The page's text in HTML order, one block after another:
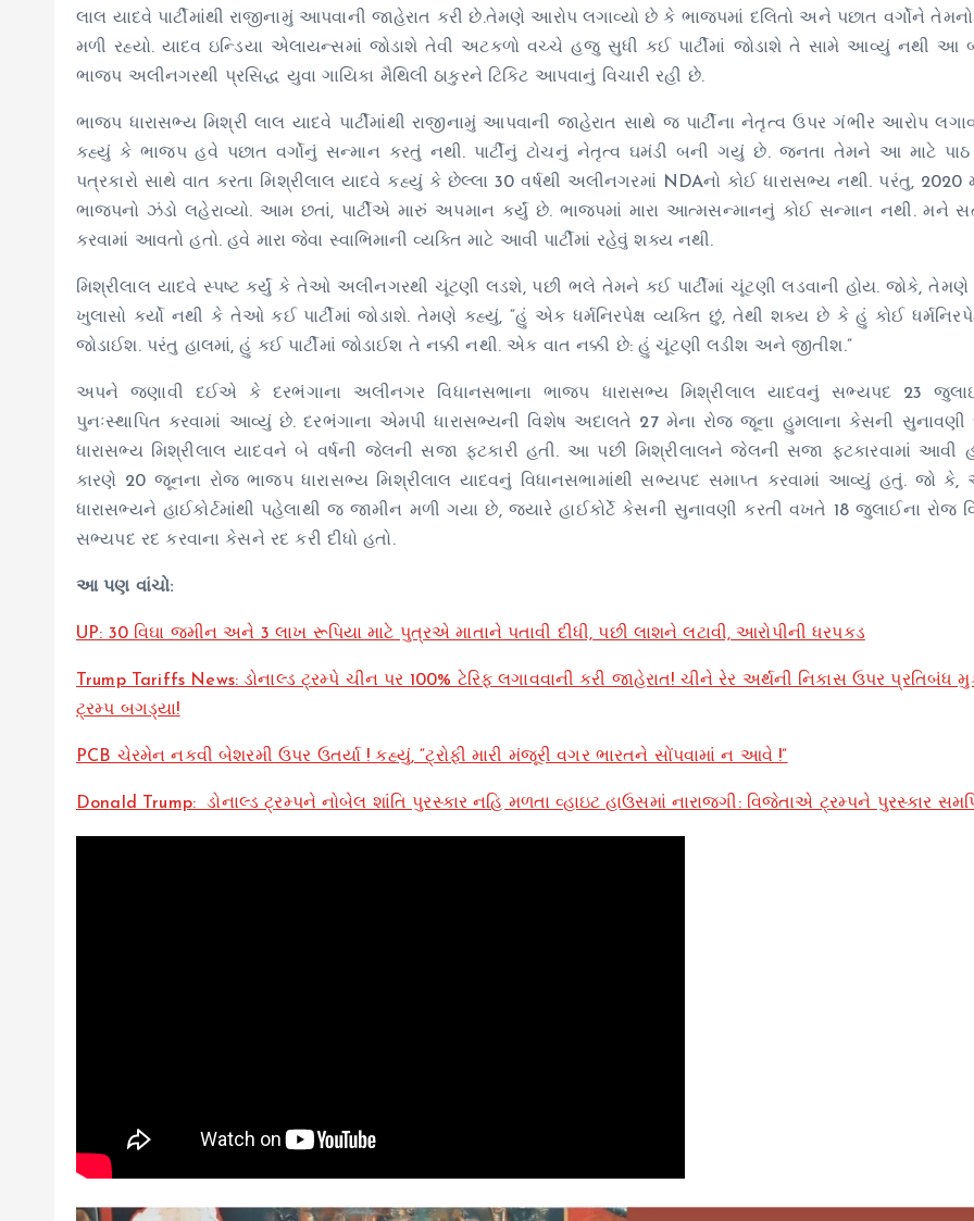
લાલ યાદવે પાર્ટીમાંથી રાજીનામું આપવાની જાહેરાત કરી છે.તેમણે આરોપ લગાવ્યો છે કે ભાજપમાં દલિતો અને પછાત વર્ગોને
મળી રહ્યો. યાદવ ઇન્ડિયા એલાયન્સમાં જોડાશે તેવી અટકળો વચ્ચે હજુ સુધી કઈ પાર્ટીમાં જોડાશે તે સામે આવ્યું નથી આ
ભાજપ અલીનગરથી પ્રસિદ્ધ યુવા ગાયિકા મૈથિલી ઠાકુરને ટિકિટ આપવાનું વિચારી રહી છે.
ભાજપ ધારાસભ્ય મિશ્રી લાલ યાદવે પાર્ટીમાંથી રાજીનામું આપવાની જાહેરાત સાથે જ પાર્ટીના નેતૃત્વ ઉપર ગંભીર આરોપ
કહ્યું કે ભાજપ હવે પછાત વર્ગોનું સન્માન કરતું નથી. પાર્ટીનું ટોચનું નેતૃત્વ ઘમંડી બની ગયું છે. જનતા તેમને આ માટે
પત્રકારો સાથે વાત કરતા મિશ્રીલાલ યાદવે કહ્યું કે છેલ્લા 30 વર્ષથી અલીનગરમાં NDAનો કોઈ ધારાસભ્ય નથી. પરંતુ, 2020
ભાજપનો ઝંડો લહેરાવ્યો. આમ છતાં, પાર્ટીએ મારું અપમાન કર્યું છે. ભાજપમાં મારા આત્મસન્માનનું કોઈ સન્માન નથી. મને
કરવામાં આવતો હતો. હવે મારા જેવા સ્વાભિમાની વ્યક્તિ માટે આવી પાર્ટીમાં રહેવું શક્ય નથી.
મિશ્રીલાલ યાદવે સ્પષ્ટ કર્યું કે તેઓ અલીનગરથી ચૂંટણી લડશે, પછી ભલે તેમને કઈ પાર્ટીમાં ચૂંટણી લડવાની હોય. જોકે,
ખુલાસો કર્યો નથી કે તેઓ કઈ પાર્ટીમાં જોડાશે. તેમણે કહ્યું, “હું એક ધર્મનિરપેક્ષ વ્યક્તિ છું, તેથી શક્ય છે કે હું કોઈ ધર્મનિરપેક્ષ
જોડાઈશ. પરંતુ હાલમાં, હું કઈ પાર્ટીમાં જોડાઈશ તે નક્કી નથી. એક વાત નક્કી છે: હું ચૂંટણી લડીશ અને જીતીશ.”
અપને જણાવી દઈએ કે દરભંગાના અલીનગર વિધાનસભાના ભાજપ ધારાસભ્ય મિશ્રીલાલ યાદવનું સભ્યપદ 23
પુનઃસ્થાપિત કરવામાં આવ્યું છે. દરભંગાના એમપી ધારાસભ્યની વિશેષ અદાલતે 27 મેના રોજ જૂના હુમલાના કેસની સુનાવણી
ધારાસભ્ય મિશ્રીલાલ યાદવને બે વર્ષની જેલની સજા ફટકારી હતી. આ પછી મિશ્રીલાલને જેલની સજા ફટકારવામાં આવી
કારણે 20 જૂનના રોજ ભાજપ ધારાસભ્ય મિશ્રીલાલ યાદવનું વિધાનસભામાંથી સભ્યપદ સમાપ્ત કરવામાં આવ્યું હતું. જો
ધારાસભ્યને હાઈકોર્ટમાંથી પહેલાથી જ જામીન મળી ગયા છે, જ્યારે હાઈકોર્ટે કેસની સુનાવણી કરતી વખતે 18 જુલાઈના રોજ
સભ્યપદ રદ કરવાના કેસને રદ કરી દીધો હતો.
આ પણ વાંચો:
UP: 30 વિઘા જમીન અને 3 લાખ રૂપિયા માટે પુત્રએ માતાને પતાવી દીધી, પછી લાશને લટાવી, આરોપીની ધરપકડ
Trump Tariffs News: ડોનાલ્ડ ટ્રમ્પે ચીન પર 100% ટેરિફ લગાવવાની કરી જાહેરાત! ચીને રેર અર્થની નિકાસ ઉપર પ્રતિબંધ
ટ્રમ્પ બગડ્યા!
PCB ચેરમેન નકવી બેશરમી ઉપર ઉતર્યા ! કહ્યું, “ટ્રોફી મારી મંજૂરી વગર ભારતને સોંપવામાં ન આવે !”
Donald Trump: ડોનાલ્ડ ટ્રમ્પને નોબેલ શાંતિ પુરસ્કાર નહિ મળતા વ્હાઇટ હાઉસમાં નારાજગી: વિજેતાએ ટ્રમ્પને પુરસ્કાર